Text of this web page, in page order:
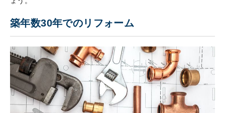
築年数30年でのリフォーム